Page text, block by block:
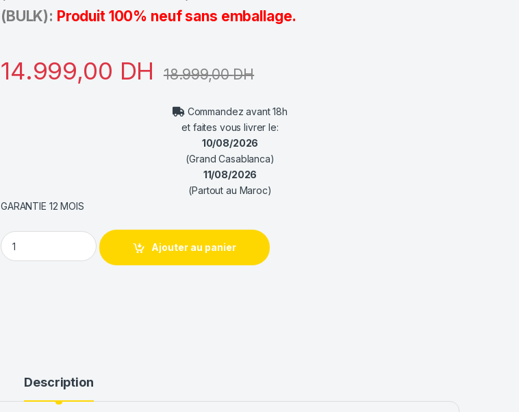
(BULK): Produit 100% neuf sans emballage.
14.999,00 DH 18.999,00DH
Commandez avant 18h
et faites vous livrer le:
10/08/2026
(Grand Casablanca)
11/08/2026
(Partout au Maroc)
GARANTIE 12 MOIS
Gigabyte GeForce RTX 5080 WINDFORCE OC SFF 16Go (BULK) quantity
Ajouter au panier
Description